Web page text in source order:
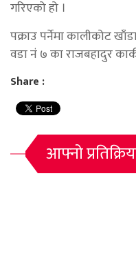
गरिएको हो ।
पक्राउ पर्नेमा कालीकोट
वडा नं ७ का राजबहादुर
Share :
आफ्नो